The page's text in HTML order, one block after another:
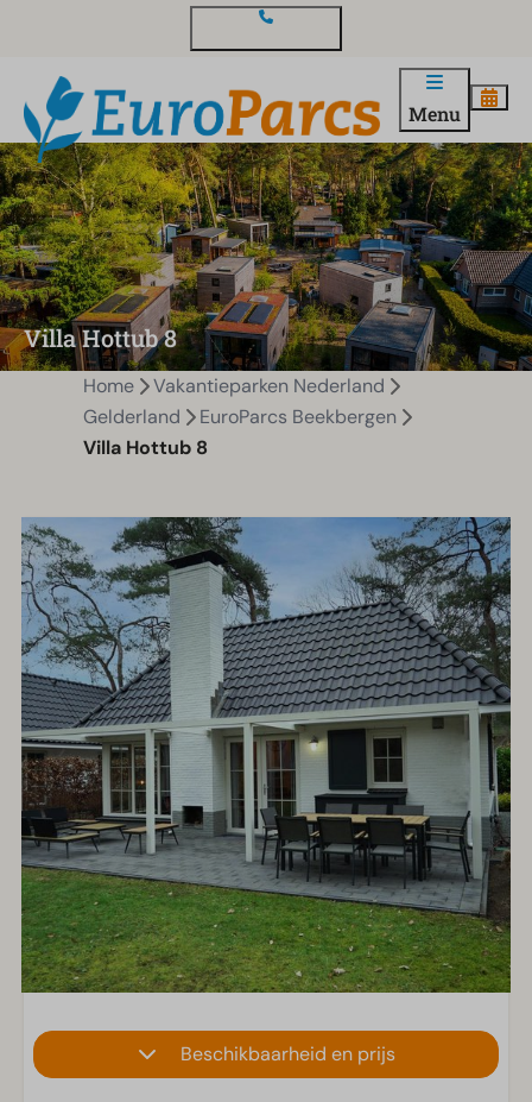
Menu
Villa Hottub 8
Home
Vakantieparken Nederland
Gelderland
EuroParcs Beekbergen
Villa Hottub 8
Beschikbaarheid en prijs